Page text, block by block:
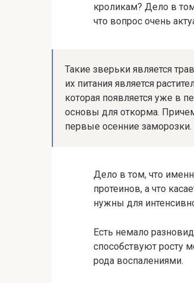
кроликам? Дело в
что вопрос очень
Такие зверьки является
их питания является
которая появляется уже в
основы для откорма.
первые осенние заморозки.
Дело в том, что
протеинов, а что
нужны для
Есть немало
способствуют росту
рода воспалениями.